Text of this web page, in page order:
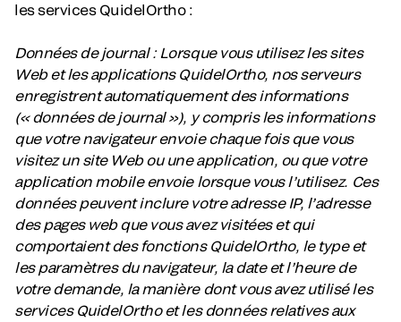
les services QuidelOrtho :
Données de journal: Lorsque vous utilisez les sites
Web et les applications QuidelOrtho, nos serveurs
enregistrent automatiquement des informations
(« données de journal »), y compris les informations
que votre navigateur envoie chaque fois que vous
visitez un site Web ou une application, ou que votre
application mobile envoie lorsque vous l’utilisez. Ces
données peuvent inclure votre adresse IP, l’adresse
des pages web que vous avez visitées et qui
comportaient des fonctions QuidelOrtho, le type et
les paramètres du navigateur, la date et l’heure de
votre demande, la manière dont vous avez utilisé les
services QuidelOrtho et les données relatives aux